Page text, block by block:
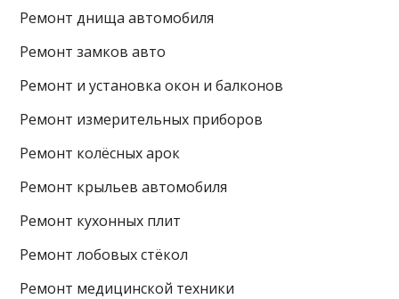
Ремонт днища автомобиля
Ремонт замков авто
Ремонт и установка окон и балконов
Ремонт измерительных приборов
Ремонт колёсных арок
Ремонт крыльев автомобиля
Ремонт кухонных плит
Ремонт лобовых стёкол
Ремонт медицинской техники